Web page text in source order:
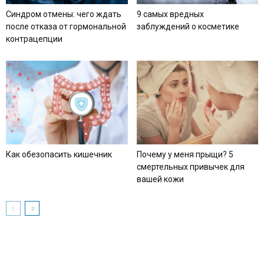
Синдром отмены: чего ждать
после отказа от гормональной
контрацепции
9 самых вредных
заблуждений о косметике
Как обезопасить кишечник
Почему у меня прыщи? 5
смертельных привычек для
вашей кожи